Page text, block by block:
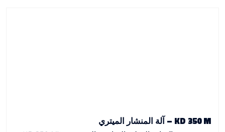
KD 350 M – آلة المنشار الميتري